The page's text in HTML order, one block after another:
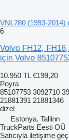
VNL780 (1993-2014)
6
Volvo FH12,
için Volvo
10.950 TL €199,20
Poyra
85107753 3092710
21881391 21881346
dizel
Estonya, Tallinn
TruckParts Eesti OÜ
Satıcıyla iletişime geç